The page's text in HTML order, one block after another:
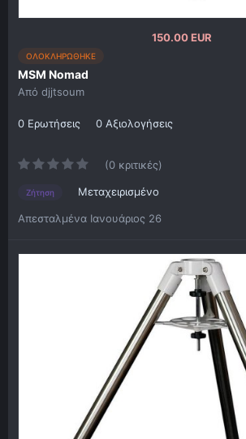
150.00 EUR
ΟΛΟΚΛΗΡΩΘΗΚΕ
MSM Nomad
Από djjtsoum
0 Ερωτήσεις 0 Αξιολογήσεις
(0 κριτικές)
Ζήτηση Μεταχειρισμένο
Απεσταλμένα Ιανουάριος 26